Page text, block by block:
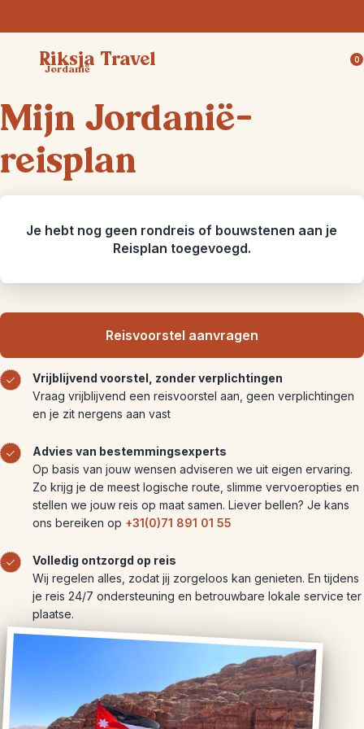
Riksja Travel
Jordanië
0
Mijn Jordanië-
reisplan
Je hebt nog geen rondreis of bouwstenen aan je
Reisplan toegevoegd.
Reisvoorstel aanvragen
Vrijblijvend voorstel, zonder verplichtingen
Vraag vrijblijvend een reisvoorstel aan, geen verplichtingen
en je zit nergens aan vast
Advies van bestemmingsexperts
Op basis van jouw wensen adviseren we uit eigen ervaring.
Zo krijg je de meest logische route, slimme vervoeropties en
stellen we jouw reis op maat samen. Liever bellen? Je kans
ons bereiken op +31(0)71 891 01 55
Volledig ontzorgd op reis
Wij regelen alles, zodat jij zorgeloos kan genieten. En tijdens
je reis 24/7 ondersteuning en betrouwbare lokale service ter
plaatse.